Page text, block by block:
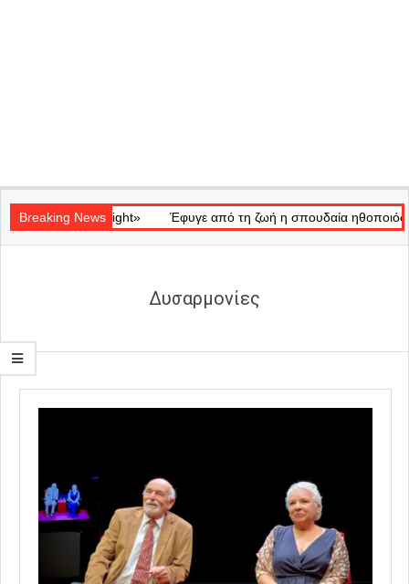
Navigation
Menu
Breaking News
«Ray of Light» Έφυγε από τη ζωή η σπουδαία ηθοποιός Μάρω
Δυσαρμονίες